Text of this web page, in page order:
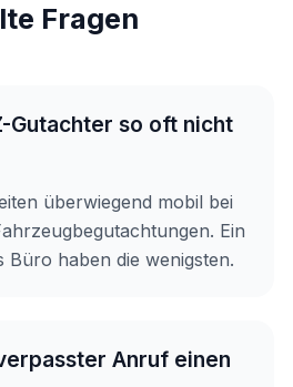
Fragen
Gutachter so oft nicht
überwiegend mobil bei
Ein
Büro haben die wenigsten.
Anruf einen